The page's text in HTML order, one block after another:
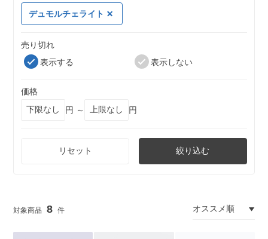
デュモルチェライト
売り切れ
表示する
表示しない
価格
円 ～
円
リセット 絞り込む
8